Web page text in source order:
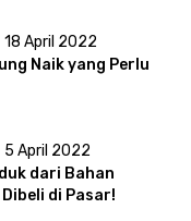
18 April 2022
Naik yang Perlu
5 April 2022
dari Bahan
di Pasar!